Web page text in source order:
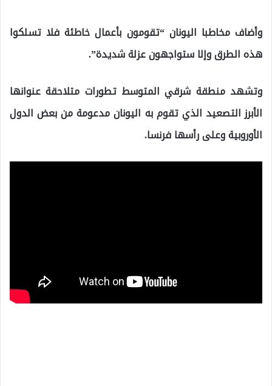
وأضاف مخاطبا اليونان “تقومون بأعمال خاطئة فلا تسلكوا
هذه الطرق وإلا ستواجهون عزلة شديدة”.
وتشهد منطقة شرقي المتوسط تطورات متلاحقة عنوانها
الأبرز التصعيد الذي تقوم به اليونان مدعومة من بعض الدول
الأوروبية وعلى رأسها فرنسا.